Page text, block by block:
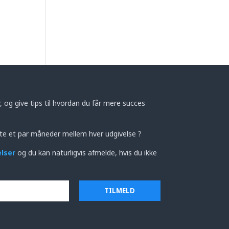
give tips til hvordan du får mere succes
et par måneder mellem hver udgivelse ?
og du kan naturligvis afmelde, hvis du ikke